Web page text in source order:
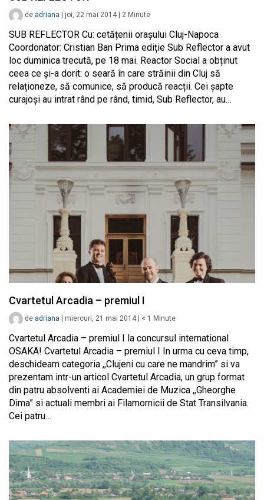
de adriana joi, 22 mai 2014 2 Minute
SUB REFLECTOR Cu: cetățenii orașului Cluj-Napoca
Coordonator: Cristian Ban Prima ediție Sub Reflector a avut
loc duminica trecută, pe 18 mai. Reactor Social a obținut
ceea ce și-a dorit: o seară în care străinii din Cluj să
relaționeze, să comunice, să producă reacții. Cei șapte
curajoși au intrat rând pe rând, timid, Sub Reflector, au…
Cvartetul Arcadia – premiul I
de adriana miercuri, 21 mai 2014 < 1 Minute
Cvartetul Arcadia – premiul I la concursul international
OSAKA! Cvartetul Arcadia – premiul I In urma cu ceva timp,
deschideam categoria ,,Clujeni cu care ne mandrim” si va
prezentam intr-un articol Cvartetul Arcadia, un grup format
din patru absolventi ai Academiei de Muzica ,,Gheorghe
Dima” si actuali membri ai Filamornicii de Stat Transilvania.
Cei patru…